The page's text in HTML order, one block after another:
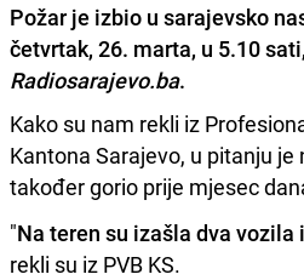
Požar je izbio u sarajevsko
četvrtak, 26. marta, u 5.10
Radiosarajevo.ba.
Kako su nam rekli iz
Kantona Sarajevo, u pitanju
također gorio prije mjesec
"Na teren su izašla dva vozila
rekli su iz PVB KS.